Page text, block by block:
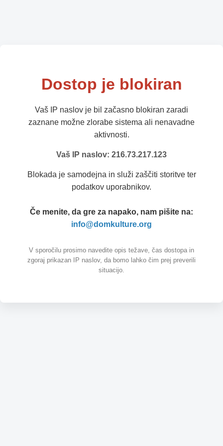
Dostop je blokiran
Vaš IP naslov je bil začasno blokiran zaradi
zaznane možne zlorabe sistema ali nenavadne
aktivnosti.
Vaš IP naslov: 216.73.217.123
Blokada je samodejna in služi zaščiti storitve ter
podatkov uporabnikov.
Če menite, da gre za napako, nam pišite na:
info@domkulture.org
V sporočilu prosimo navedite opis težave, čas dostopa in
zgoraj prikazan IP naslov, da bomo lahko čim prej preverili
situacijo.